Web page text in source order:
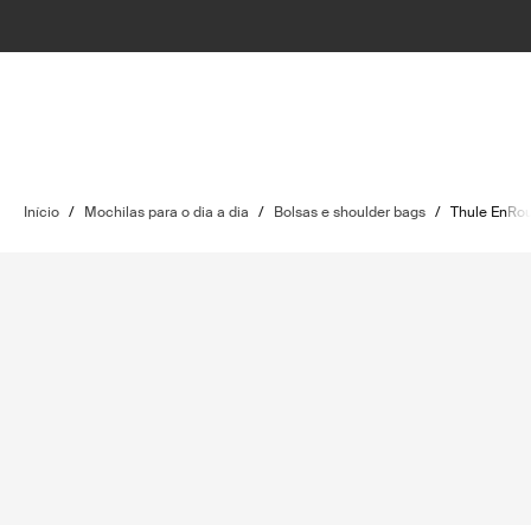
Início / Mochilas para o dia a dia / Bolsas e shoulder bags / Thule